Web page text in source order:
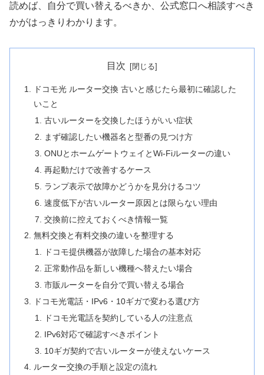
読めば、自分で買い替えるべきか、公式窓口へ相談すべき
かがはっきりわかります。
目次
ドコモ光 ルーター交換 古いと感じたら最初に確認した
いこと
古いルーターを交換したほうがいい症状
まず確認したい機器名と型番の見つけ方
ONUとホームゲートウェイとWi-Fiルーターの違い
再起動だけで改善するケース
ランプ表示で故障かどうかを見分けるコツ
速度低下が古いルーター原因とは限らない理由
交換前に控えておくべき情報一覧
無料交換と有料交換の違いを整理する
ドコモ提供機器が故障した場合の基本対応
正常動作品を新しい機種へ替えたい場合
市販ルーターを自分で買い替える場合
ドコモ光電話・IPv6・10ギガで変わる選び方
ドコモ光電話を契約している人の注意点
IPv6対応で確認すべきポイント
10ギガ契約で古いルーターが使えないケース
ルーター交換の手順と設定の流れ